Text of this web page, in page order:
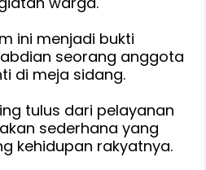
ini menjadi bukti
seorang anggota
di meja sidang.
tulus dari pelayanan
sederhana yang
kehidupan rakyatnya.